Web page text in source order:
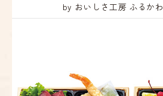
by おいしさ工房 ふるかわ